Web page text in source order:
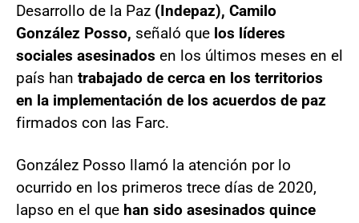
Desarrollo de la Paz (Indepaz), Camilo
González Posso, señaló que los líderes
sociales asesinados en los últimos meses en el
país han trabajado de cerca en los territorios
en la implementación de los acuerdos de paz
firmados con las Farc.
González Posso llamó la atención por lo
ocurrido en los primeros trece días de 2020,
lapso en el que han sido asesinados quince